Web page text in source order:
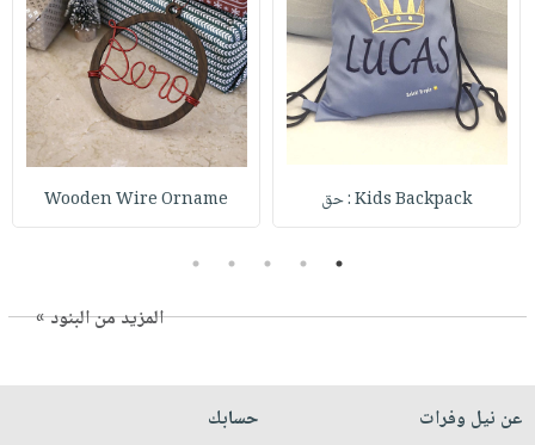
Kids Backpack : حق Wooden Wire Orname
1
2
3
4
5
المزيد من البنود »
عن نيل وفرات
حسابك